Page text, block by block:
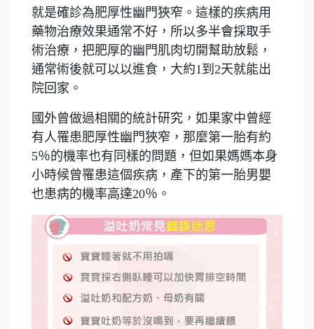
就是確診為肥厚性幽門狹窄。這樣的疾病用
藥物治療效果通常不好，所以多半會採取手
術治療，把肥厚的幽門肌肉切開幫助放鬆，
通常術後就可以以進食，大約1到2天就能出
院回家。
國外曾做過相關的統計研究，如果家中曾經
有人罹患肥厚性幽門狹窄，那麼第一胎有約
5％的機率也有同樣的問題，但如果媽媽本身
小時候曾罹患這個疾病，產下的第一胎男嬰
也患病的機率高達20％。